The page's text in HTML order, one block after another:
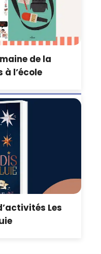
de la
à l’école
Les